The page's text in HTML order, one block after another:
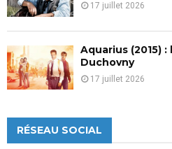
17 juillet 2026
Aquarius (2015)
Duchovny
17 juillet 2026
RÉSEAU SOCIAL